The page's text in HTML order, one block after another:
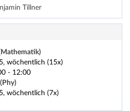
Tillner
wöchentlich (15x)
- 12:00
wöchentlich (7x)